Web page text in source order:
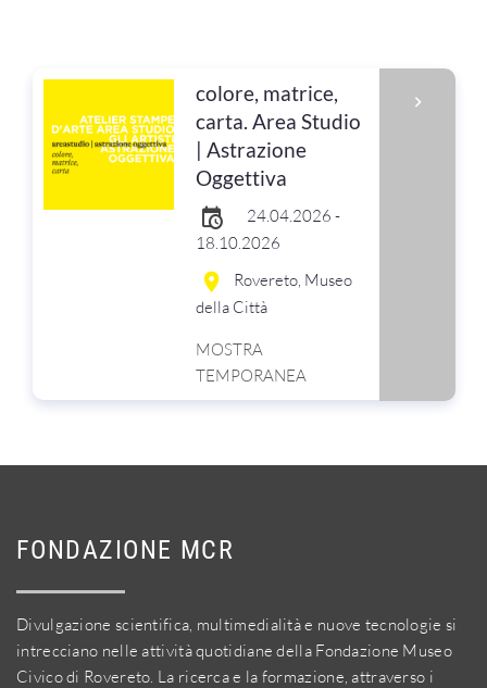
colore, matrice,
carta. Area Studio
| Astrazione
Oggettiva
24.04.2026 -
18.10.2026
Rovereto, Museo
della Città
MOSTRA
TEMPORANEA
FONDAZIONE MCR
Divulgazione scientifica, multimedialità e nuove tecnologie si
intrecciano nelle attività quotidiane della Fondazione Museo
Civico di Rovereto. La ricerca e la formazione, attraverso i